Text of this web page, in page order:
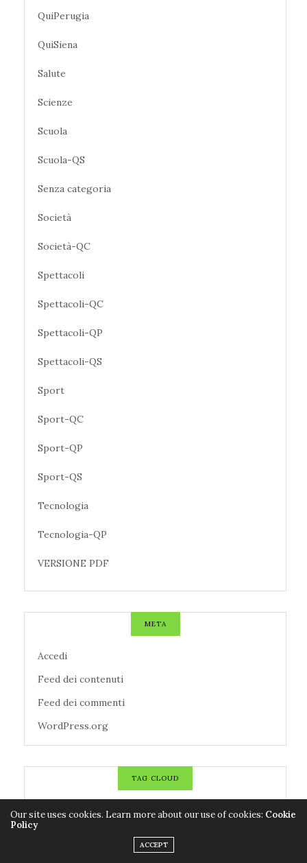
QuiPerugia
QuiSiena
Salute
Scienze
Scuola
Scuola-QS
Senza categoria
Società
Società-QC
Spettacoli
Spettacoli-QC
Spettacoli-QP
Spettacoli-QS
Sport
Sport-QC
Sport-QP
Sport-QS
Tecnologia
Tecnologia-QP
VERSIONE PDF
META
Accedi
Feed dei contenuti
Feed dei commenti
WordPress.org
TAG CLOUD
AZIENDE CALCIO CANZONI
CENTROMETEOITALIANO
Our site uses cookies. Learn more about our use of cookies: Cookie
Policy
ACCEPT